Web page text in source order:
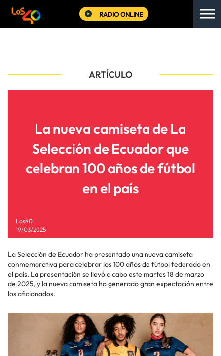
RADIO ONLINE
ARTÍCULO
La nueva camiseta de La
Selección de Ecuador que
celebran 100 años de fútbol
en el país
Los40
19/03/2025
La Selección de Ecuador ha presentado una nueva camiseta
conmemorativa para celebrar los 100 años de fútbol federado en
el país. La presentación se llevó a cabo este martes 18 de marzo
de 2025, y la nueva camiseta ha generado gran expectación entre
los aficionados.